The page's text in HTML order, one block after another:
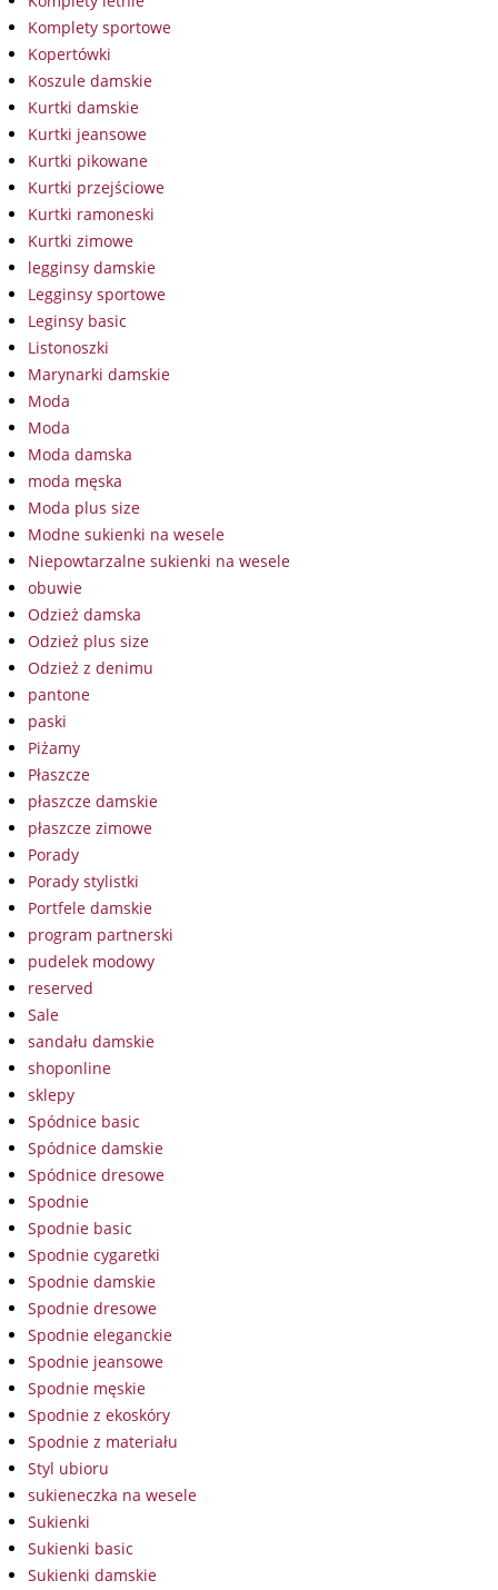
Komplety sportowe
Kopertówki
Koszule damskie
Kurtki damskie
Kurtki jeansowe
Kurtki pikowane
Kurtki przejściowe
Kurtki ramoneski
Kurtki zimowe
legginsy damskie
Legginsy sportowe
Leginsy basic
Listonoszki
Marynarki damskie
Moda
Moda
Moda damska
moda męska
Moda plus size
Modne sukienki na wesele
Niepowtarzalne sukienki na wesele
obuwie
Odzież damska
Odzież plus size
Odzież z denimu
pantone
paski
Piżamy
Płaszcze
płaszcze damskie
płaszcze zimowe
Porady
Porady stylistki
Portfele damskie
program partnerski
pudelek modowy
reserved
Sale
sandału damskie
shoponline
sklepy
Spódnice basic
Spódnice damskie
Spódnice dresowe
Spodnie
Spodnie basic
Spodnie cygaretki
Spodnie damskie
Spodnie dresowe
Spodnie eleganckie
Spodnie jeansowe
Spodnie męskie
Spodnie z ekoskóry
Spodnie z materiału
Styl ubioru
sukieneczka na wesele
Sukienki
Sukienki basic
Sukienki damskie